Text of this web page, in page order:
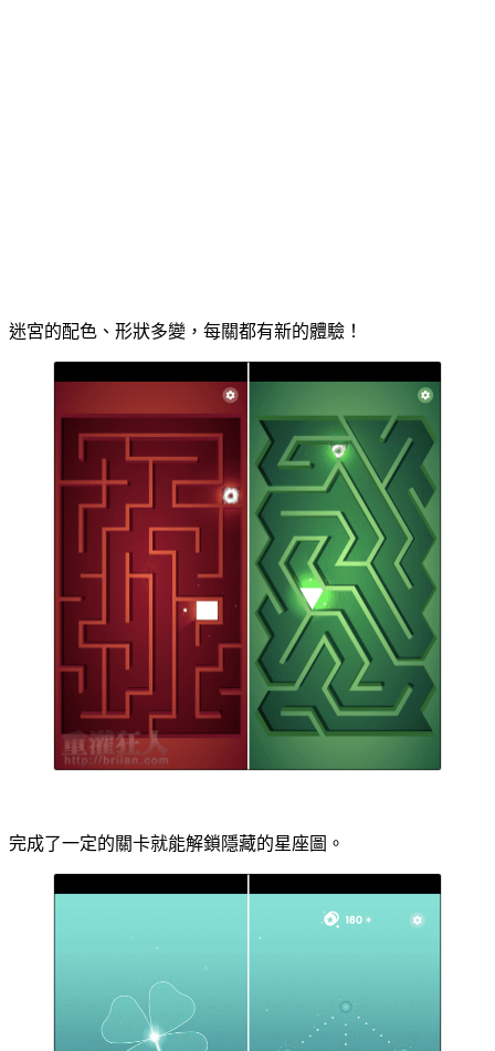
迷宮的配色、形狀多變，每關都有新的體驗！
完成了一定的關卡就能解鎖隱藏的星座圖。